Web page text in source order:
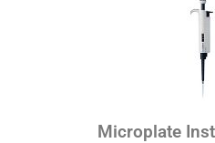
Microplate